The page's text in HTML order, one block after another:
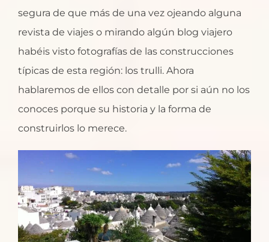
segura de que más de una vez ojeando alguna
revista de viajes o mirando algún blog viajero
habéis visto fotografías de las construcciones
típicas de esta región: los trulli. Ahora
hablaremos de ellos con detalle por si aún no los
conoces porque su historia y la forma de
construirlos lo merece.